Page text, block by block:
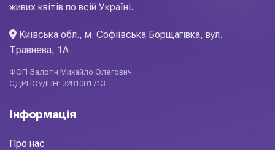
живих квітів по всій Україні.
Київська обл., м. Софіївська Борщагівка, вул.
Травнева, 1А
ФОП Залогін Михайло Олегович
ЄДРПОУ/ІПН: 3281001713
Інформація
Про нас